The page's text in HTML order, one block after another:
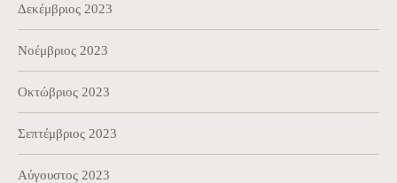
Δεκέμβριος 2023
Νοέμβριος 2023
Οκτώβριος 2023
Σεπτέμβριος 2023
Αύγουστος 2023